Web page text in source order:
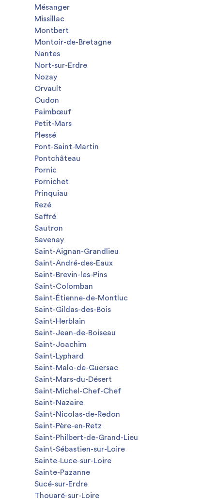
Mésanger
Missillac
Montbert
Montoir-de-Bretagne
Nantes
Nort-sur-Erdre
Nozay
Orvault
Oudon
Paimbœuf
Petit-Mars
Plessé
Pont-Saint-Martin
Pontchâteau
Pornic
Pornichet
Prinquiau
Rezé
Saffré
Sautron
Savenay
Saint-Aignan-Grandlieu
Saint-André-des-Eaux
Saint-Brevin-les-Pins
Saint-Colomban
Saint-Étienne-de-Montluc
Saint-Gildas-des-Bois
Saint-Herblain
Saint-Jean-de-Boiseau
Saint-Joachim
Saint-Lyphard
Saint-Malo-de-Guersac
Saint-Mars-du-Désert
Saint-Michel-Chef-Chef
Saint-Nazaire
Saint-Nicolas-de-Redon
Saint-Père-en-Retz
Saint-Philbert-de-Grand-Lieu
Saint-Sébastien-sur-Loire
Sainte-Luce-sur-Loire
Sainte-Pazanne
Sucé-sur-Erdre
Thouaré-sur-Loire